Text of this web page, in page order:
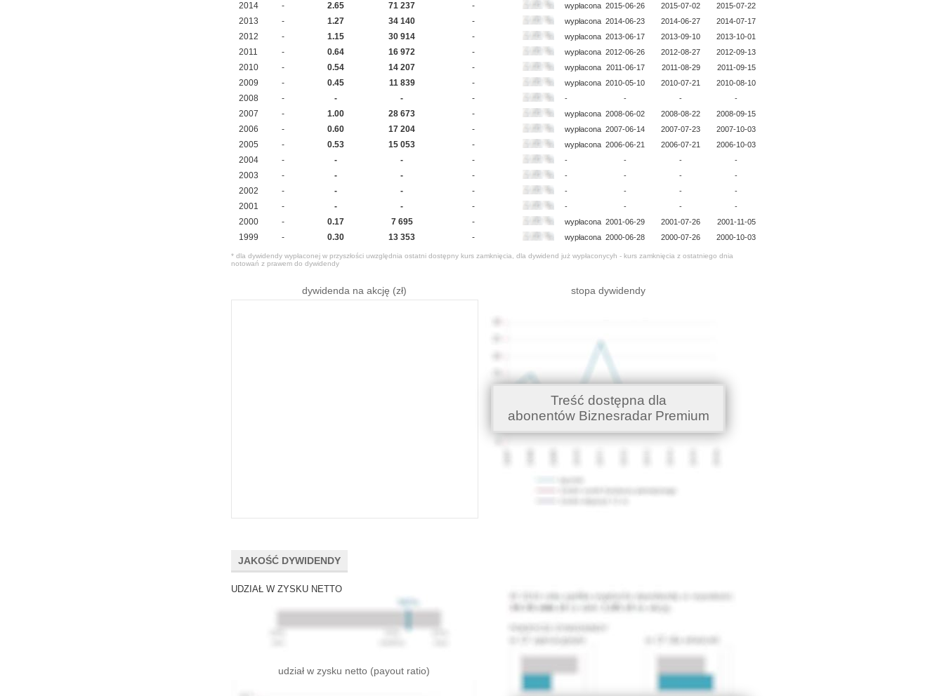
2014 - 2.65 71 237 - wypłacona 2015-06-26 2015-07-02 2015-07-22
2013 - 1.27 34 140 - wypłacona 2014-06-23 2014-06-27 2014-07-17
2012 - 1.15 30 914 - wypłacona 2013-06-17 2013-09-10 2013-10-01
2011 - 0.64 16 972 - wypłacona 2012-06-26 2012-08-27 2012-09-13
2010 - 0.54 14 207 - wypłacona 2011-06-17 2011-08-29 2011-09-15
2009 - 0.45 11 839 - wypłacona 2010-05-10 2010-07-21 2010-08-10
2008 - - - - - - - -
2007 - 1.00 28 673 - wypłacona 2008-06-02 2008-08-22 2008-09-15
2006 - 0.60 17 204 - wypłacona 2007-06-14 2007-07-23 2007-10-03
2005 - 0.53 15 053 - wypłacona 2006-06-21 2006-07-21 2006-10-03
2004 - - - - - - - -
2003 - - - - - - - -
2002 - - - - - - - -
2001 - - - - - - - -
2000 - 0.17 7 695 - wypłacona 2001-06-29 2001-07-26 2001-11-05
1999 - 0.30 13 353 - wypłacona 2000-06-28 2000-07-26 2000-10-03
* dla dywidendy wypłaconej w przyszłości uwzględnia ostatni dostępny kurs zamknięcia, dla dywidend już wypłaconycyh - kurs zamknięcia z ostatniego dnia
notowań z prawem do dywidendy
dywidenda na akcję (zł) stopa dywidendy
Treść dostępna dla
abonentów Biznesradar Premium
JAKOŚĆ DYWIDENDY
UDZIAŁ W ZYSKU NETTO
udział w zysku netto (payout ratio)